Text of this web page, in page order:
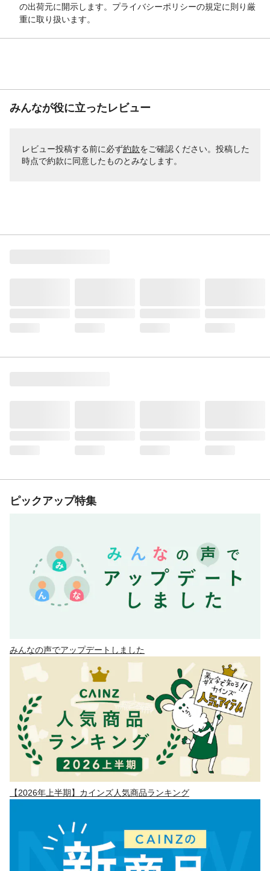
の出荷元に開示します。プライバシーポリシーの規定に則り厳
重に取り扱います。
みんなが役に立ったレビュー
レビュー投稿する前に必ず約款をご確認ください。投稿した
時点で約款に同意したものとみなします。
ピックアップ特集
みんなの声でアップデートしました
【2026年上半期】カインズ人気商品ランキング